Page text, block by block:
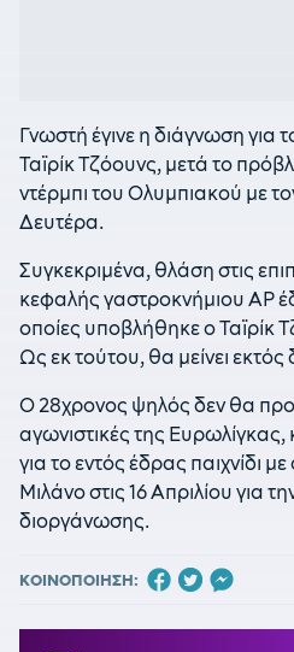
Γνωστή έγινε η διάγνωση για
Ταϊρίκ Τζόουνς, μετά το
ντέρμπι του Ολυμπιακού με
Δευτέρα.
Συγκεκριμένα, θλάση στις
κεφαλής γαστροκνήμιου ΑΡ
οποίες υποβλήθηκε ο Ταϊρίκ
Ως εκ τούτου, θα μείνει
Ο 28χρονος ψηλός δεν θα
αγωνιστικές της
για το εντός έδρας παιχνίδι
Μιλάνο στις 16 Απριλίου για
διοργάνωσης.
ΚΟΙΝΟΠΟΙΗΣΗ: